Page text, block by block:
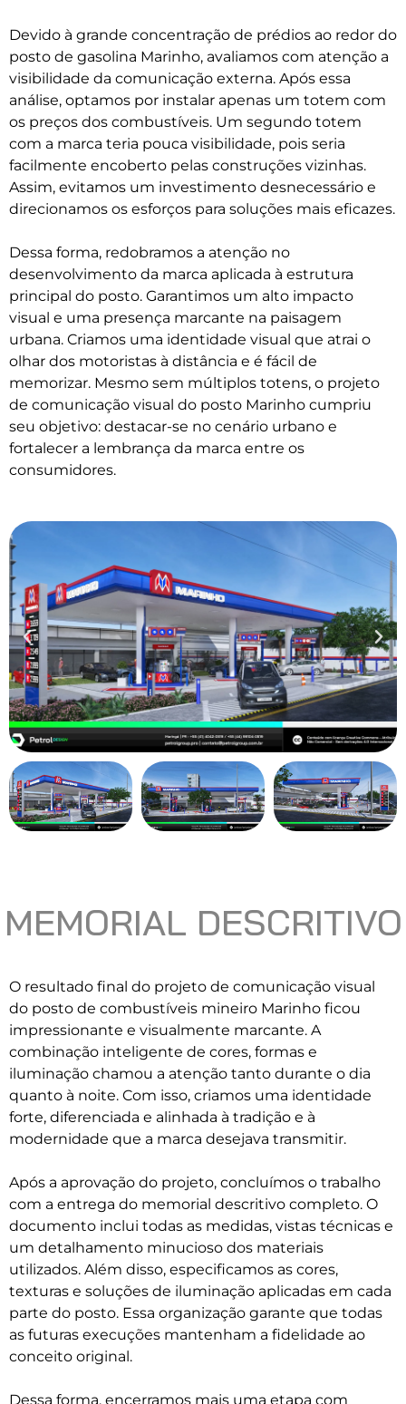
Devido à grande concentração de prédios ao redor do
posto de gasolina Marinho, avaliamos com atenção a
visibilidade da comunicação externa. Após essa
análise, optamos por instalar apenas um totem com
os preços dos combustíveis. Um segundo totem
com a marca teria pouca visibilidade, pois seria
facilmente encoberto pelas construções vizinhas.
Assim, evitamos um investimento desnecessário e
direcionamos os esforços para soluções mais eficazes.
Dessa forma, redobramos a atenção no
desenvolvimento da marca aplicada à estrutura
principal do posto. Garantimos um alto impacto
visual e uma presença marcante na paisagem
urbana. Criamos uma identidade visual que atrai o
olhar dos motoristas à distância e é fácil de
memorizar. Mesmo sem múltiplos totens, o projeto
de comunicação visual do posto Marinho cumpriu
seu objetivo: destacar-se no cenário urbano e
fortalecer a lembrança da marca entre os
consumidores.
MEMORIAL DESCRITIVO
O resultado final do projeto de comunicação visual
do posto de combustíveis mineiro Marinho ficou
impressionante e visualmente marcante. A
combinação inteligente de cores, formas e
iluminação chamou a atenção tanto durante o dia
quanto à noite. Com isso, criamos uma identidade
forte, diferenciada e alinhada à tradição e à
modernidade que a marca desejava transmitir.
Após a aprovação do projeto, concluímos o trabalho
com a entrega do memorial descritivo completo. O
documento inclui todas as medidas, vistas técnicas e
um detalhamento minucioso dos materiais
utilizados. Além disso, especificamos as cores,
texturas e soluções de iluminação aplicadas em cada
parte do posto. Essa organização garante que todas
as futuras execuções mantenham a fidelidade ao
conceito original.
Dessa forma, encerramos mais uma etapa com